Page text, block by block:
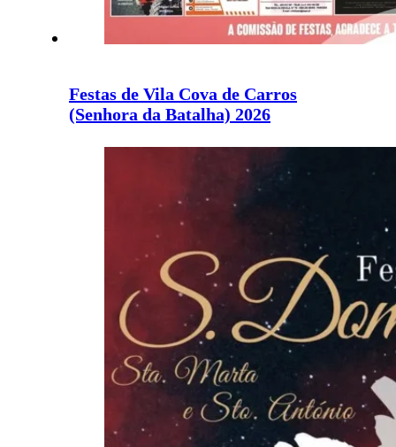
Festas de Vila Cova de Carros
(Senhora da Batalha) 2026